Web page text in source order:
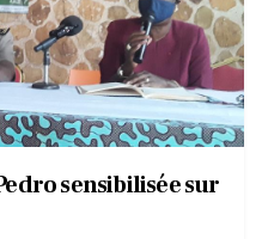
sensibilisée sur